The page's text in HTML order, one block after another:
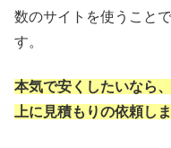
数のサイトを使うこと
す。
本気で安くしたいなら
上に見積もりの依頼し